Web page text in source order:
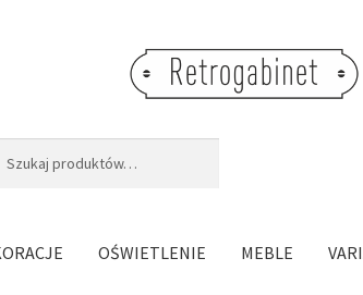
OŚWIETLENIE MEBLE